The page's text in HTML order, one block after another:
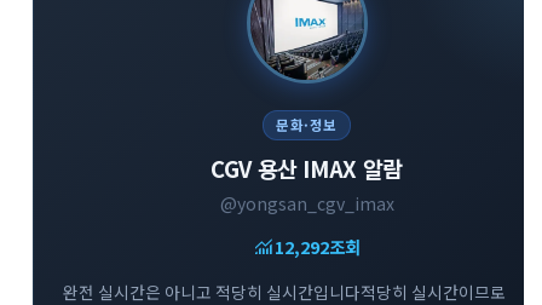
문화·정보
CGV 용산 IMAX 알람
@yongsan_cgv_imax
monitoring12,292조회
완전 실시간은 아니고 적당히 실시간입니다적당히 실시간이므로